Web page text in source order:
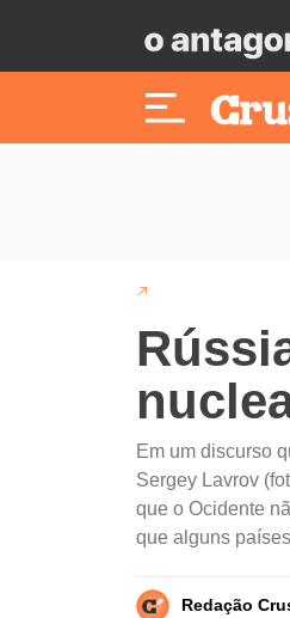
Em um discurso
Sergey Lavrov
que o Ocidente
que alguns
Redação